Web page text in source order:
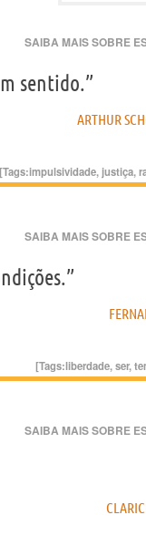
SAIBA MAIS SOBRE
sentido.”
ARTHUR
[Tags:impulsividade, justiça,
SAIBA MAIS SOBRE
[Tags:liberdade,ser,
SAIBA MAIS SOBRE